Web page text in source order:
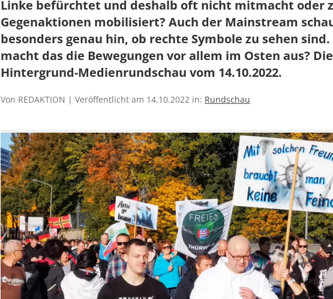
Linke befürchtet und deshalb oft nicht mitmacht oder
Gegenaktionen mobilisiert? Auch der Mainstream
besonders genau hin, ob rechte Symbole zu sehen
macht das die Bewegungen vor allem im Osten aus? Die
Hintergrund-Medienrundschau vom 14.10.2022.
Von REDAKTION | Veröffentlicht am 14.10.2022 in: Rundschau